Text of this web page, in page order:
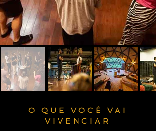
O QUE VOCÊ VAI
VIVENCIAR